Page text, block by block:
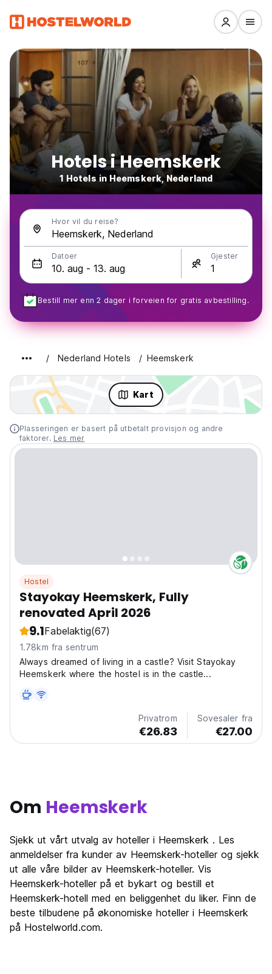
Hotels i Heemskerk
1 Hotels in Heemskerk, Nederland
Hvor vil du reise?
Datoer Gjester
Bestill mer enn 2 dager i forveien for gratis avbestilling.
Nederland Hotels Heemskerk
Kart
Plasseringen er basert på utbetalt provisjon og andre
faktorer. Les mer
Hostel
Stayokay Heemskerk, Fully
renovated April 2026
9.1Fabelaktig(67)
1.78km fra sentrum
Always dreamed of living in a castle? Visit Stayokay
Heemskerk where the hostel is in the castle...
Privatrom
€26.83
Sovesaler fra
€27.00
Om Heemskerk
Sjekk ut vårt utvalg av hoteller i Heemskerk . Les
anmeldelser fra kunder av Heemskerk-hoteller og sjekk
ut alle våre bilder av Heemskerk-hoteller. Vis
Heemskerk-hoteller på et bykart og bestill et
Heemskerk-hotell med en beliggenhet du liker. Finn de
beste tilbudene på økonomiske hoteller i Heemskerk
på Hostelworld.com.